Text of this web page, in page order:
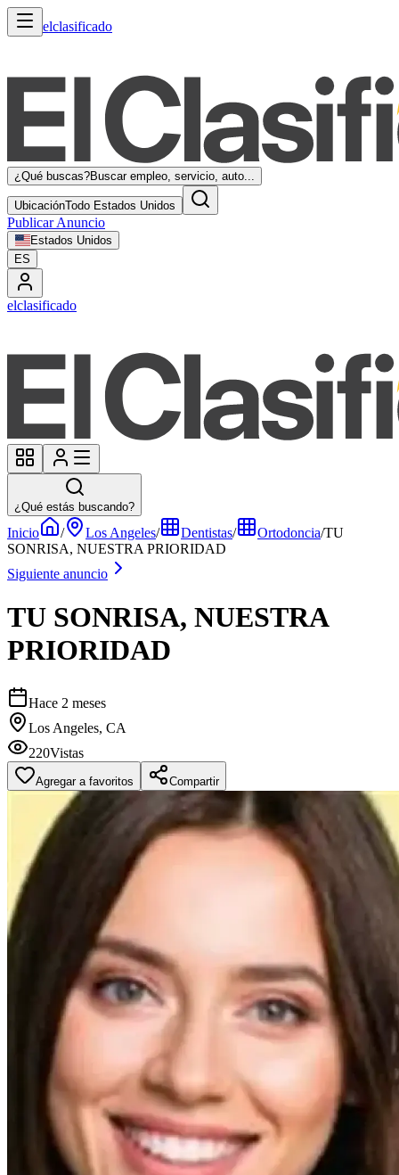
elclasificado
¿Qué buscas?Buscar empleo, servicio, auto...
UbicaciónTodo Estados Unidos
Publicar Anuncio
Estados Unidos
ES
elclasificado
¿Qué estás buscando?
Inicio / Los Angeles/ Dentistas/ Ortodoncia/TU
SONRISA, NUESTRA PRIORIDAD
Siguiente anuncio
TU SONRISA, NUESTRA
PRIORIDAD
Hace 2 meses
Los Angeles, CA
220Vistas
Agregar a favoritos Compartir